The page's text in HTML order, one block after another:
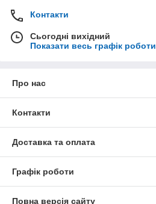
Контакти
Сьогодні вихідний
Показати весь графік роботи
Про нас
Контакти
Доставка та оплата
Графік роботи
Повна версія сайту